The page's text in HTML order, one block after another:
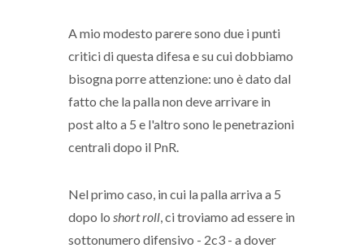
A mio modesto parere sono due i punti
critici di questa difesa e su cui dobbiamo
bisogna porre attenzione: uno è dato dal
fatto che la palla non deve arrivare in
post alto a 5 e l'altro sono le penetrazioni
centrali dopo il PnR.
Nel primo caso, in cui la palla arriva a 5
dopo lo short roll , ci troviamo ad essere in
sottonumero difensivo - 2c3 - a dover